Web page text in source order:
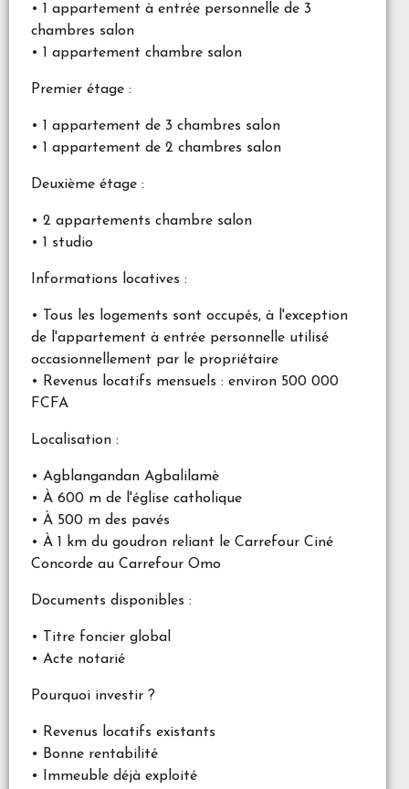
• 1 appartement à entrée personnelle de 3
chambres salon
• 1 appartement chambre salon
Premier étage :
• 1 appartement de 3 chambres salon
• 1 appartement de 2 chambres salon
Deuxième étage :
• 2 appartements chambre salon
• 1 studio
Informations locatives :
• Tous les logements sont occupés, à l'exception
de l'appartement à entrée personnelle utilisé
occasionnellement par le propriétaire
• Revenus locatifs mensuels : environ 500 000
FCFA
Localisation :
• Agblangandan Agbalilamè
• À 600 m de l'église catholique
• À 500 m des pavés
• À 1 km du goudron reliant le Carrefour Ciné
Concorde au Carrefour Omo
Documents disponibles :
• Titre foncier global
• Acte notarié
Pourquoi investir ?
• Revenus locatifs existants
• Bonne rentabilité
• Immeuble déjà exploité